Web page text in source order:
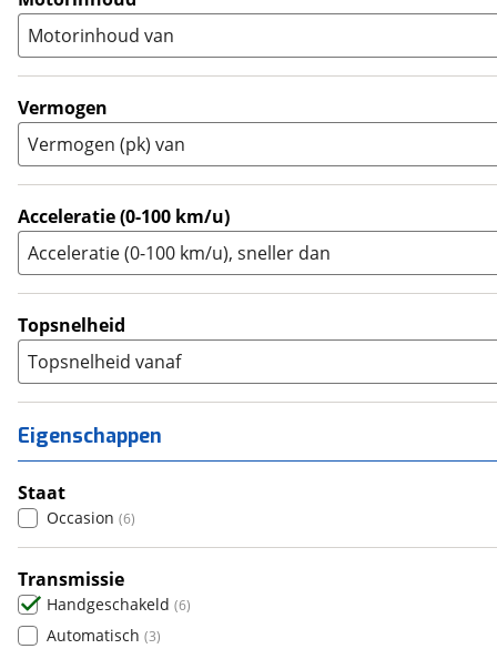
Tourer (0)
Touring Enduro
Trike (0)
Zijspan 0)
(
Motorinhoud van
Vermogen
Vermogen (pk) van
Acceleratie (0-100 km/u)
Acceleratie (0-100 km/u), sneller dan
Topsnelheid
Topsnelheid vanaf
Eigenschappen
Staat
Occasion (6)
Transmissie
Handgeschakeld (6)
Automatisch (3)